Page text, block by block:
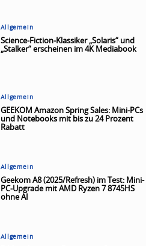
Allgemein
Science-Fiction-Klassiker „Solaris“ und
„Stalker“ erscheinen im 4K Mediabook
Allgemein
GEEKOM Amazon Spring Sales: Mini-PCs
und Notebooks mit bis zu 24 Prozent
Rabatt
Allgemein
Geekom A8 (2025/Refresh) im Test: Mini-
PC-Upgrade mit AMD Ryzen 7 8745HS
ohne AI
Allgemein